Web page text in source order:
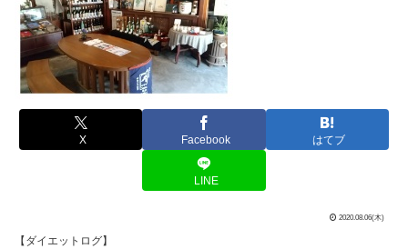
X Facebook はてブ
LINE
2020.08.06(木)
【ダイエットログ】